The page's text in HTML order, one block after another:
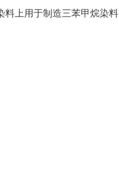
料上用于制造三苯甲烷染